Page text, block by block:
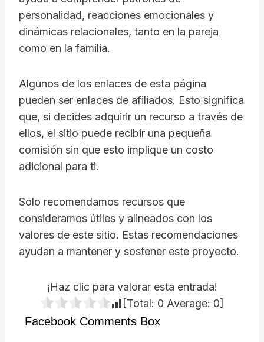
personalidad, reacciones emocionales y
dinámicas relacionales, tanto en la pareja
como en la familia.
Algunos de los enlaces de esta página
pueden ser enlaces de afiliados. Esto significa
que, si decides adquirir un recurso a través de
ellos, el sitio puede recibir una pequeña
comisión sin que esto implique un costo
adicional para ti.
Solo recomendamos recursos que
consideramos útiles y alineados con los
valores de este sitio. Estas recomendaciones
ayudan a mantener y sostener este proyecto.
¡Haz clic para valorar esta entrada!
[Total: 0 Average: 0]
Facebook Comments Box